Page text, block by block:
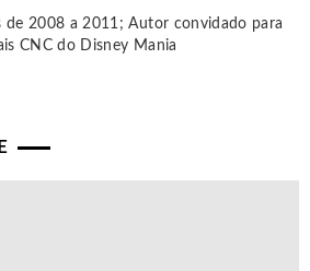
de 2008 a 2011; Autor convidado para
CNC do Disney Mania